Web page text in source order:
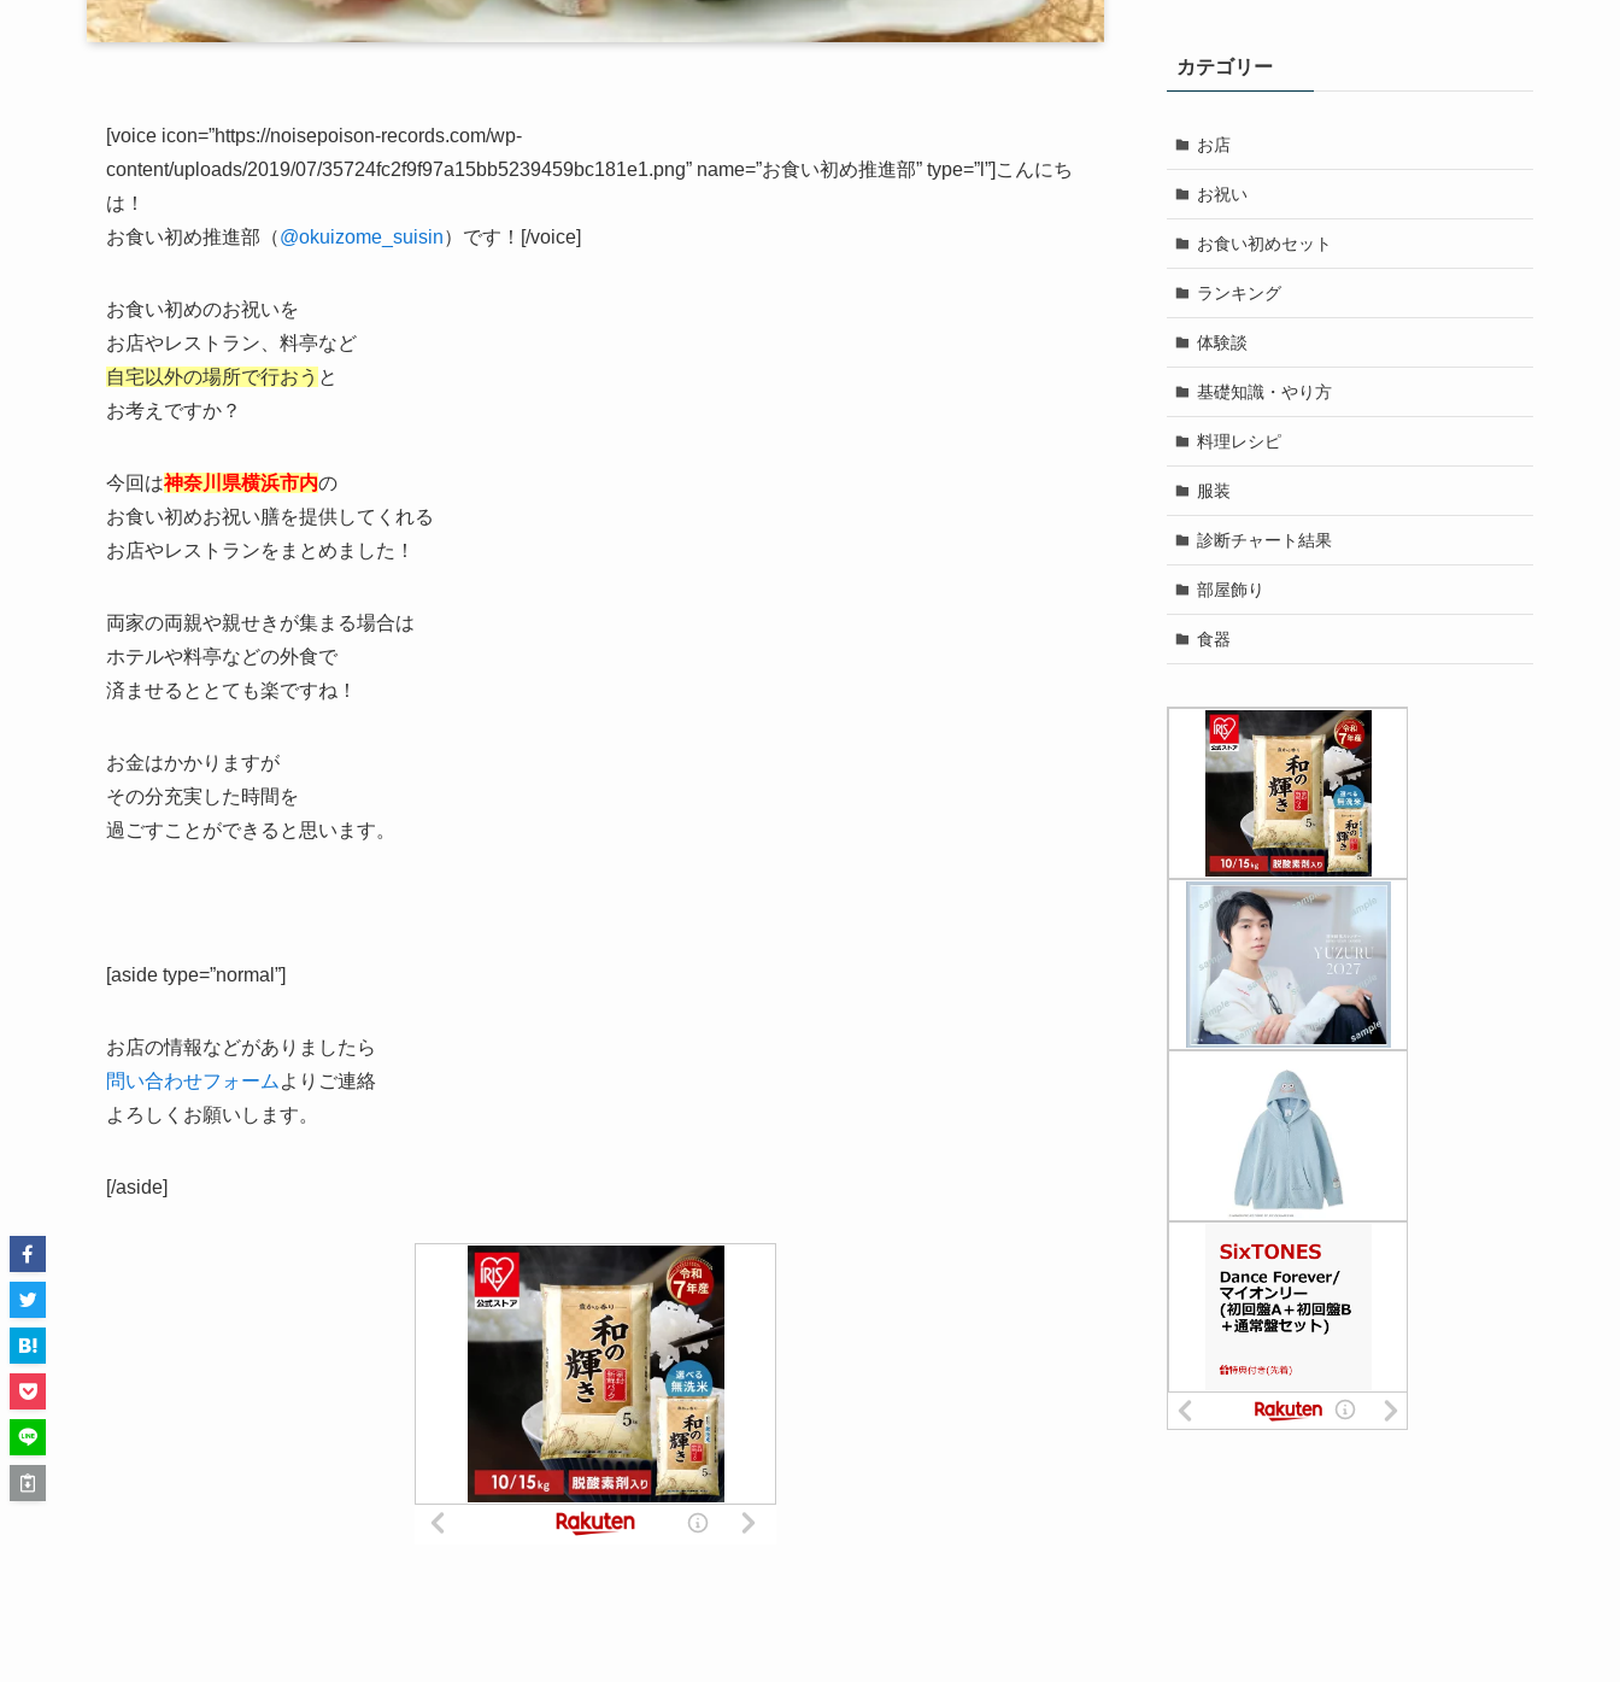
[voice icon=”https://noisepoison-records.com/wp-
content/uploads/2019/07/35724fc2f9f97a15bb5239459bc181e1.png” name=”お食い初め推進部” type=”l”]こんにち
は！
お食い初め推進部（@okuizome_suisin）です！[/voice]
お食い初めのお祝いを
お店やレストラン、料亭など
自宅以外の場所で行おう と
お考えですか？
今回は神奈川県横浜市内の
お食い初めお祝い膳を提供してくれる
お店やレストランをまとめました！
両家の両親や親せきが集まる場合は
ホテルや料亭などの外食で
済ませるととても楽ですね！
お金はかかりますが
その分充実した時間を
過ごすことができると思います。
[aside type=”normal”]
お店の情報などがありましたら
問い合わせフォーム よりご連絡
よろしくお願いします。
[/aside]
カテゴリー
お店
お祝い
お食い初めセット
ランキング
体験談
基礎知識・やり方
料理レシピ
服装
診断チャート結果
部屋飾り
食器